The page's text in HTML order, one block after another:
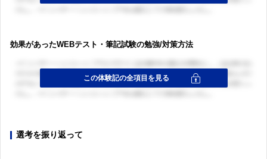
効果があったWEBテスト・筆記試験の勉強/対策方法
選考を振り返って